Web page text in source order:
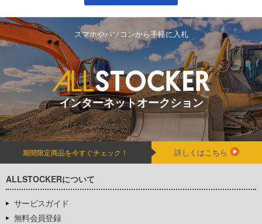
スマホやパソコンから手軽に入札
インターネットオークション
期間限定商品を今すぐチェック！ 詳しくはこちら
ALLSTOCKERについて
サービスガイド
無料会員登録